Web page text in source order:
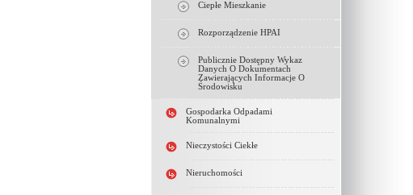
Ciepłe Mieszkanie
Rozporządzenie HPAI
Publicznie Dostępny Wykaz
Danych O Dokumentach
Zawierających Informacje O
Środowisku
Gospodarka Odpadami
Komunalnymi
Nieczystości Ciekłe
Nieruchomości